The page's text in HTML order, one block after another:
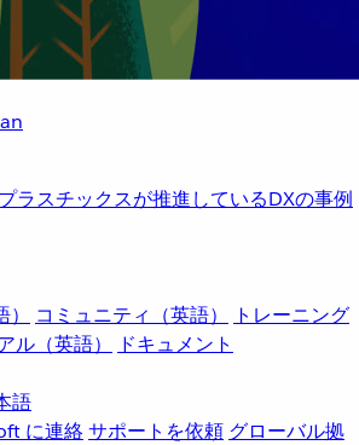
ラスチックスが推進しているDXの事例
コミュニティ（英語）
トレーニング
ル（英語）
ドキュメント
語
に連絡サポートを依頼 グローバル拠